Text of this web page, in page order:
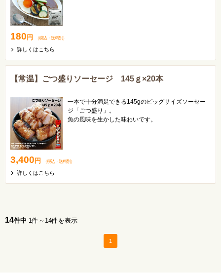
180 円 （税込・ 送料別 ）
詳しくはこちら
【常温】ごつ盛りソーセージ 145ｇ×20本
一本で十分満足できる145gのビッグサイズソーセー
ジ「ごつ盛り」。
魚の風味を生かした味わいです。
3,400 円 （税込・ 送料別 ）
詳しくはこちら
14件中 1件～14件を表示
1